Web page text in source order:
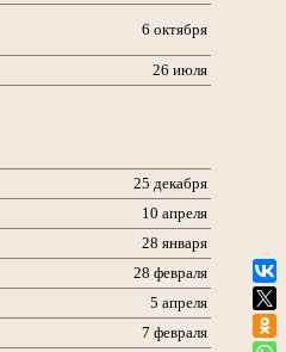
6 октября
26 июля
25 декабря
10 апреля
28 января
28 февраля
5 апреля
7 февраля